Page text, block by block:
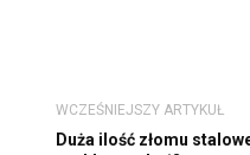
WCZEŚNIEJSZY ARTYKUŁ
Duża ilość złomu